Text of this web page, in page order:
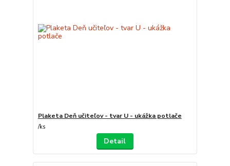
Plaketa Deň učiteľov - tvar U - ukážka potlače
/ks
Detail